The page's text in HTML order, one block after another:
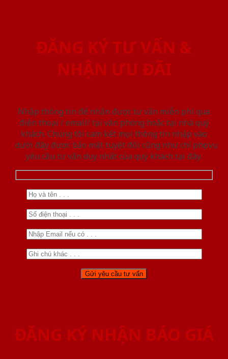
ĐĂNG KÝ TƯ VẤN &
NHẬN ƯU ĐÃI
Nhập thông tin để nhận được tư vấn miễn phí qua
điện thoại / email/ tại văn phòng hoặc tại nhà quý
khách. Chúng tôi cam kết mọi thông tin nhập vào
dưới đây được bảo mật tuyệt đối cũng như chỉ phục vụ
yêu cầu tư vấn duy nhất của quý khách tại đây.
ĐĂNG KÝ NHẬN BÁO GIÁ